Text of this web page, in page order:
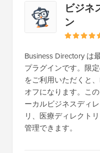
ビジネ
ン
Business Directory は
プラグインです。限
をご利用いただくと
オフになります。こ
ーカルビジネスディ
リ、医療ディレクト
管理できます。